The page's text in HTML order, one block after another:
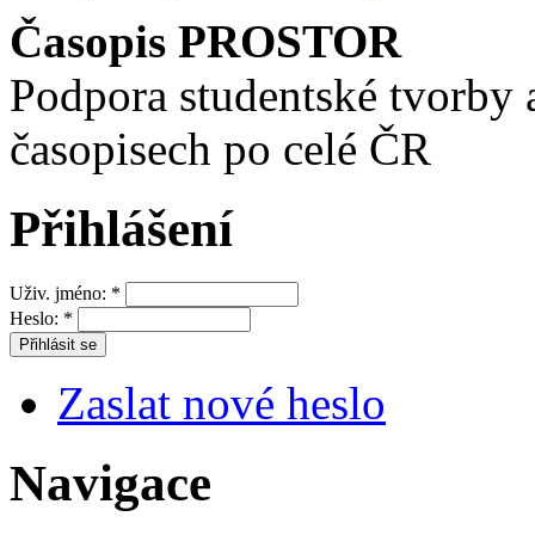
Časopis PROSTOR
Podpora studentské
časopisech po celé ČR
Přihlášení
Uživ. jméno: *
Heslo: *
Zaslat nové heslo
Navigace